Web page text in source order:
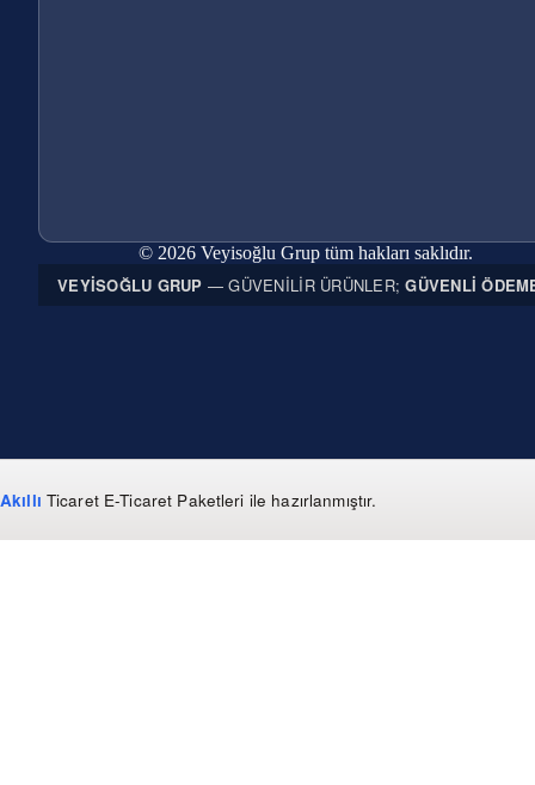
© 2026 Veyisoğlu Grup tüm hakları saklıdır.
VEYISOĞLU GRUP — GÜVENILIR ÜRÜNLER;GÜVENLI
Akıllı Ticaret E-Ticaret Paketleri ile hazırlanmıştır.